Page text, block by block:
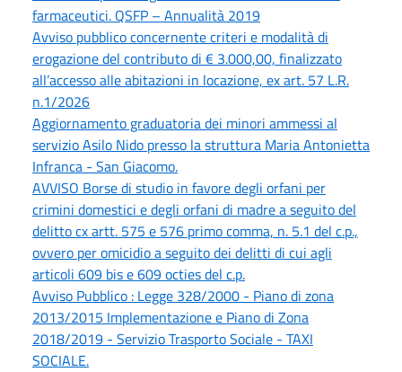
farmaceutici. QSFP – Annualità 2019
Avviso pubblico concernente criteri e modalità di
erogazione del contributo di € 3.000,00, finalizzato
all’accesso alle abitazioni in locazione, ex art. 57 L.R.
n.1/2026
Aggiornamento graduatoria dei minori ammessi al
servizio Asilo Nido presso la struttura Maria Antonietta
Infranca - San Giacomo.
AVVISO Borse di studio in favore degli orfani per
crimini domestici e degli orfani di madre a seguito del
delitto cx artt. 575 e 576 primo comma, n. 5.1 del c.p.,
ovvero per omicidio a seguito dei delitti di cui agli
articoli 609 bis e 609 octies del c.p.
Avviso Pubblico : Legge 328/2000 - Piano di zona
2013/2015 Implementazione e Piano di Zona
2018/2019 - Servizio Trasporto Sociale - TAXI
SOCIALE.